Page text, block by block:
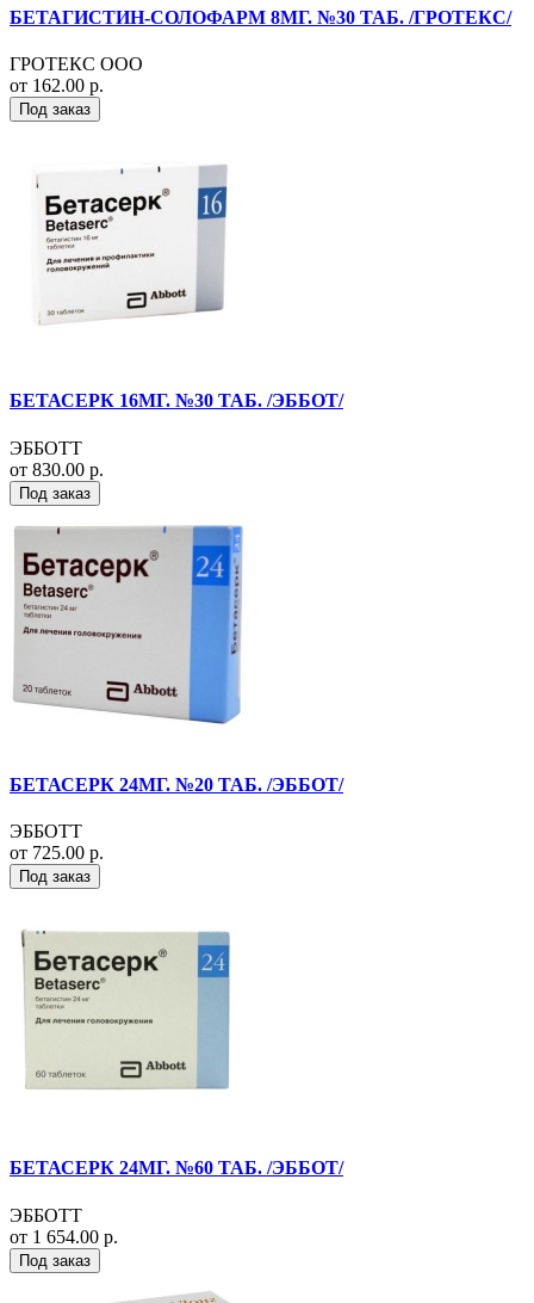
БЕТАГИСТИН-СОЛОФАРМ 8МГ. №30 ТАБ. /ГРОТЕКС/
ГРОТЕКС ООО
от 162.00 р.
Под заказ
БЕТАСЕРК 16МГ. №30 ТАБ. /ЭББОТ/
ЭББОТТ
от 830.00 р.
Под заказ
БЕТАСЕРК 24МГ. №20 ТАБ. /ЭББОТ/
ЭББОТТ
от 725.00 р.
Под заказ
БЕТАСЕРК 24МГ. №60 ТАБ. /ЭББОТ/
ЭББОТТ
от 1 654.00 р.
Под заказ